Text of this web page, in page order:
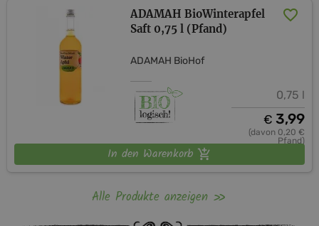
ADAMAH BioWinterapfel
Saft 0,75 l (Pfand)
ADAMAH BioHof
0,75 l
€ 3,99
(davon 0,20 €
Pfand)
In den Warenkorb
Alle Produkte anzeigen